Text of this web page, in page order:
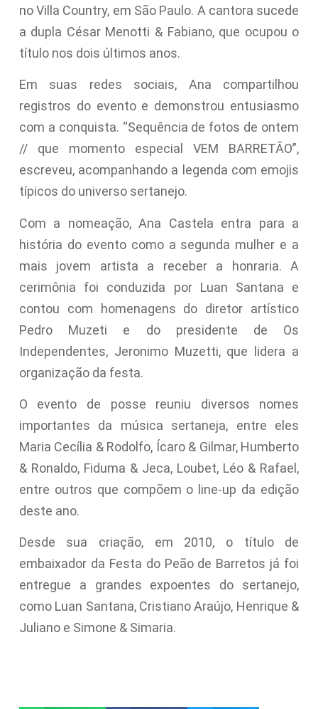
no Villa Country, em São Paulo. A cantora sucede
a dupla César Menotti & Fabiano, que ocupou o
título nos dois últimos anos.
Em suas redes sociais, Ana compartilhou
registros do evento e demonstrou entusiasmo
com a conquista. “Sequência de fotos de ontem
// que momento especial VEM BARRETÃO”,
escreveu, acompanhando a legenda com emojis
típicos do universo sertanejo.
Com a nomeação, Ana Castela entra para a
história do evento como a segunda mulher e a
mais jovem artista a receber a honraria. A
cerimônia foi conduzida por Luan Santana e
contou com homenagens do diretor artístico
Pedro Muzeti e do presidente de Os
Independentes, Jeronimo Muzetti, que lidera a
organização da festa.
O evento de posse reuniu diversos nomes
importantes da música sertaneja, entre eles
Maria Cecília & Rodolfo, Ícaro & Gilmar, Humberto
& Ronaldo, Fiduma & Jeca, Loubet, Léo & Rafael,
entre outros que compõem o line-up da edição
deste ano.
Desde sua criação, em 2010, o título de
embaixador da Festa do Peão de Barretos já foi
entregue a grandes expoentes do sertanejo,
como Luan Santana, Cristiano Araújo, Henrique &
Juliano e Simone & Simaria.